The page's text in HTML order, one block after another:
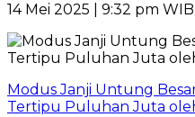
14 Mei 2025 | 9:32 pm WIB
Modus Janji Untung
Tertipu Puluhan Juta